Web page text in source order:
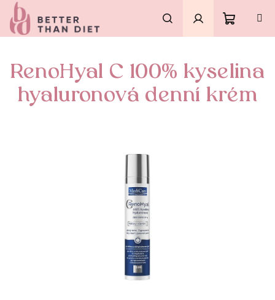
Přejít
obsah
HledatPřihlášeníNákupní
košík
RenoHyal C 100% kyselina
hyaluronová denní krém